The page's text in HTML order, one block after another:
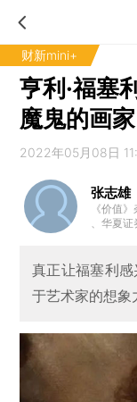
财新mini+
亨利·福塞
魔鬼的画
2022年05月08日
张志雄
《价值
、华夏证
真正让福塞利
于艺术家的想象